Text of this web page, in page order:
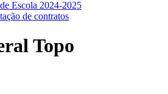
Escola 2024-2025
de contratos
Topo